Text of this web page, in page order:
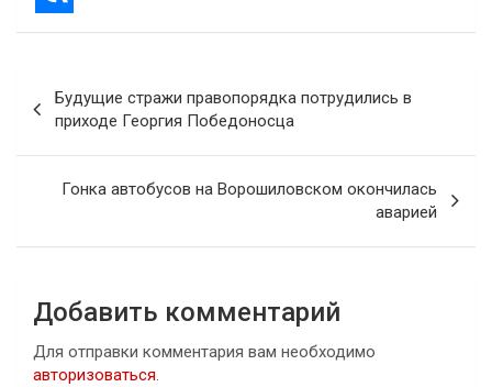
по
записям
Будущие стражи правопорядка потрудились в
приходе Георгия Победоносца
Гонка автобусов на Ворошиловском окончилась
аварией
Добавить комментарий
Для отправки комментария вам необходимо
авторизоваться.